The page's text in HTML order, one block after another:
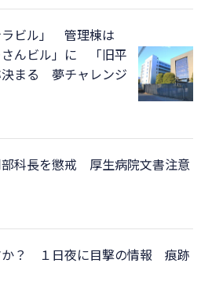
ラビル」 管理棟は
さんビル」に 「旧平
まる 夢チャレンジ
科長を懲戒 厚生病院文書注意
か？ １日夜に目撃の情報 痕跡